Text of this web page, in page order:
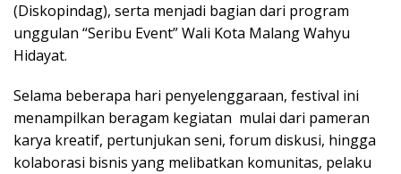
(Diskopindag), serta menjadi bagian dari program
unggulan “Seribu Event” Wali Kota Malang Wahyu
Hidayat.
Selama beberapa hari penyelenggaraan, festival ini
menampilkan beragam kegiatan mulai dari pameran
karya kreatif, pertunjukan seni, forum diskusi, hingga
kolaborasi bisnis yang melibatkan komunitas, pelaku